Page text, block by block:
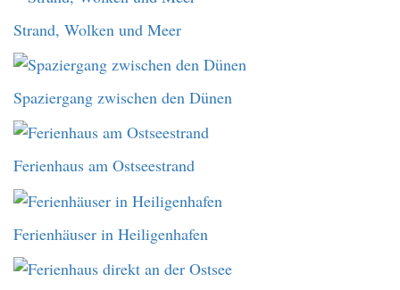
Strand, Wolken und Meer
Spaziergang zwischen den Dünen
Ferienhaus am Ostseestrand
Ferienhäuser in Heiligenhafen